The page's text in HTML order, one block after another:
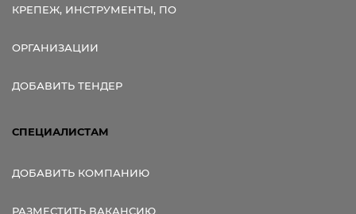
КРЕПЕЖ, ИНСТРУМЕНТЫ, ПО
ОРГАНИЗАЦИИ
ДОБАВИТЬ ТЕНДЕР
СПЕЦИАЛИСТАМ
ДОБАВИТЬ КОМПАНИЮ
РАЗМЕСТИТЬ ВАКАНСИЮ